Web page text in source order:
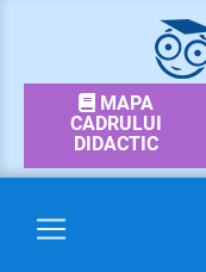
MAPA
CADRULUI
DIDACTIC